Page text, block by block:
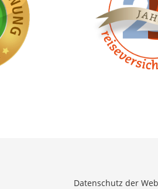
Datenschutz der